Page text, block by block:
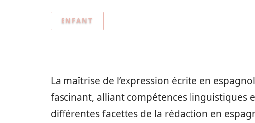
ENFANT
La maîtrise de l’expression écrite en
fascinant, alliant compétences linguistiques
différentes facettes de la rédaction en